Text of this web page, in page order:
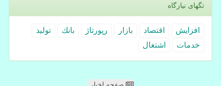
تگهای نیازگاه
افزایش اقتصاد بازار رپورتاژ بانك
تولید
خدمات
اشتغال